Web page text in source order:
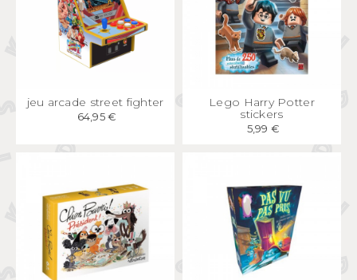
APERÇU RAPIDE
jeu arcade street fighter
64,95 €
APERÇU RAPIDE
Lego Harry Potter
stickers
5,99 €